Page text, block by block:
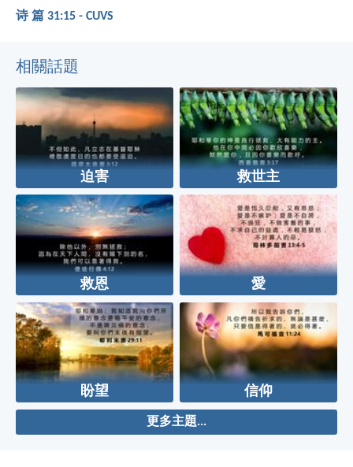
诗 篇 31:15 - CUVS
相關話題
迫害 救世主
救恩 愛
盼望 信仰
更多主題...